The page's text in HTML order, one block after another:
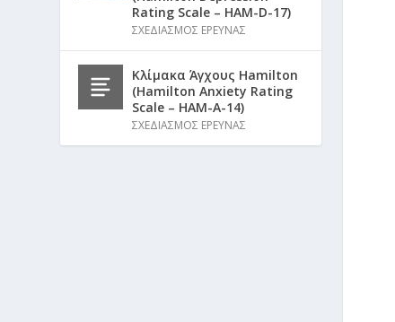
Rating Scale – HAM-D-17)
ΣΧΕΔΙΑΣΜΟΣ ΕΡΕΥΝΑΣ
Κλίμακα Άγχους Hamilton
(Hamilton Anxiety Rating
Scale – HAM-A-14)
ΣΧΕΔΙΑΣΜΟΣ ΕΡΕΥΝΑΣ